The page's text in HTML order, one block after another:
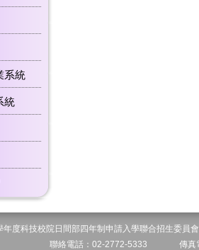
系統
統
年度科技校院日間部四年制申請入學聯合招生委
聯絡電話：02-2772-5333 傳